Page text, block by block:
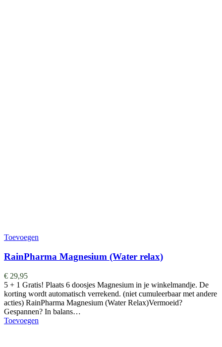
Toevoegen
RainPharma Magnesium (Water relax)
€ 29,95
5 + 1 Gratis! Plaats 6 doosjes Magnesium in je winkelmandje. De
korting wordt automatisch verrekend. (niet cumuleerbaar met andere
acties) RainPharma Magnesium (Water Relax)Vermoeid?
Gespannen? In balans…
Toevoegen